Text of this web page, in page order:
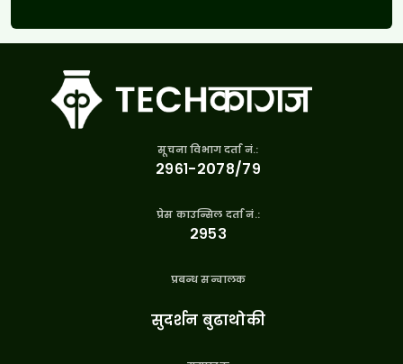
सूचना विभाग दर्ता नं.:
२९६१-२०७८/७९
प्रेस काउन्सिल दर्ता नं.:
२९५३
प्रबन्ध सन्चालक
सुदर्शन बुढाथोकी